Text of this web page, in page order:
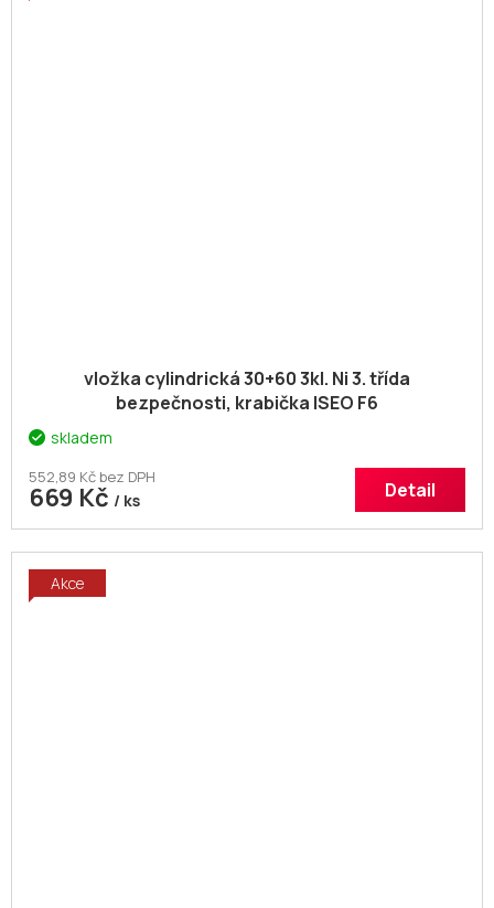
vložka cylindrická 30+60 3kl. Ni 3. třída
bezpečnosti, krabička ISEO F6
skladem
552,89 Kč bez DPH
669 Kč / ks Detail
Akce